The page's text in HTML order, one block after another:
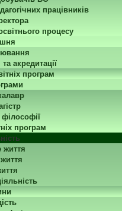
працівників
процесу
акредитації
програм
програм
життя